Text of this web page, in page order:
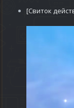
[Свиток